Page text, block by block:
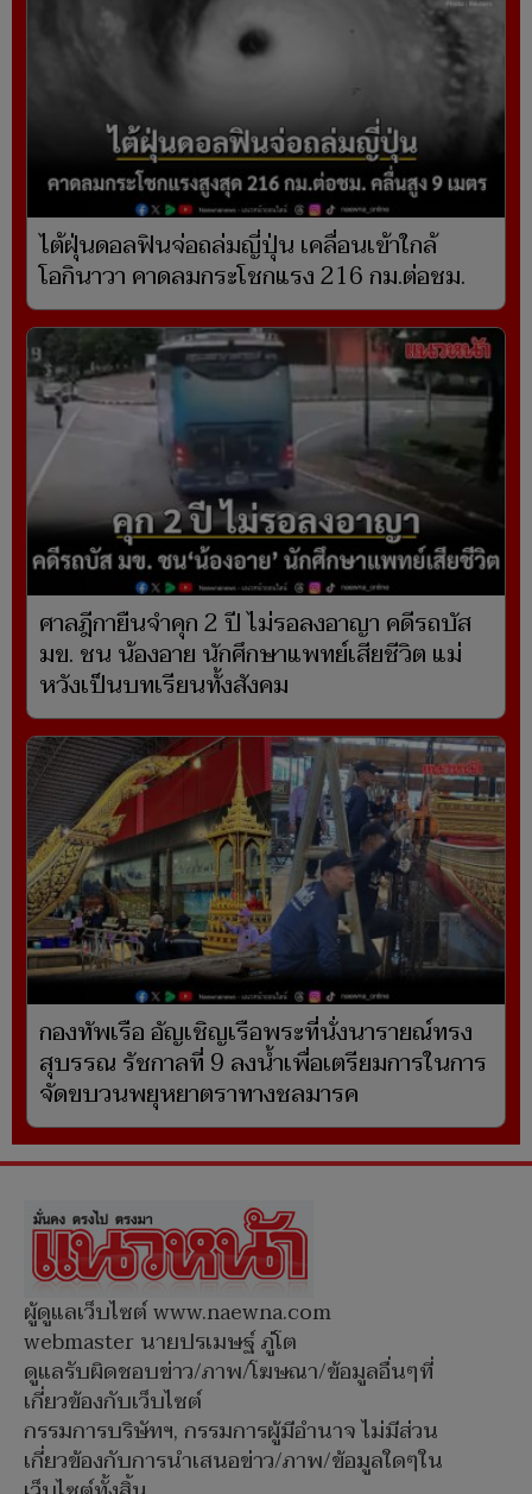
ไต้ฝุ่นดอลฟินจ่อถล่มญี่ปุ่น เคลื่อนเข้าใกล้
โอกินาวา คาดลมกระโชกแรง 216 กม.ต่อชม.
ศาลฎีกายืนจำคุก 2 ปี ไม่รอลงอาญา คดีรถบัส
มข. ชน น้องอาย นักศึกษาแพทย์เสียชีวิต แม่
หวังเป็นบทเรียนทั้งสังคม
กองทัพเรือ อัญเชิญเรือพระที่นั่งนารายณ์ทรง
สุบรรณ รัชกาลที่ 9 ลงน้ำเพื่อเตรียมการในการ
จัดขบวนพยุหยาตราทางชลมารค
ผู้ดูแลเว็บไซต์ www.naewna.com
webmaster นายปรเมษฐ์ ภู่โต
ดูแลรับผิดชอบข่าว/ภาพ/โฆษณา/ข้อมูลอื่นๆที่
เกี่ยวข้องกับเว็บไซต์
กรรมการบริษัทฯ, กรรมการผู้มีอำนาจ ไม่มีส่วน
เกี่ยวข้องกับการนำเสนอข่าว/ภาพ/ข้อมูลใดๆใน